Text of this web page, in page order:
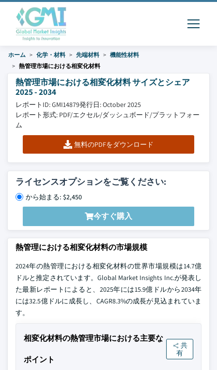
ホーム 化学・材料 先端材料
機能性材料
熱管理市場における相変化材料
熱管理市場における相変化材料 サイズとシェア
2025 - 2034
レポートID: GMI14879発行日: October 2025
レポート形式: PDF/エクセル/ダッシュボード/プラットフォー
ム
無料のPDFをダウンロード
ライセンスオプションをご覧ください:
から始まる: $2,450
今すぐ購入
熱管理における相変化材料の市場規模
2024年の熱管理における相変化材料の世界市場規模は14.7億
ドルと推定されています。Global Market Insights Inc.が発表し
た最新レポートによると、2025年には15.9億ドルから2034年
には32.5億ドルに成長し、CAGR8.3%の成長が見込まれていま
す。
相変化材料の熱管理市場における主要な
ポイント
共
有